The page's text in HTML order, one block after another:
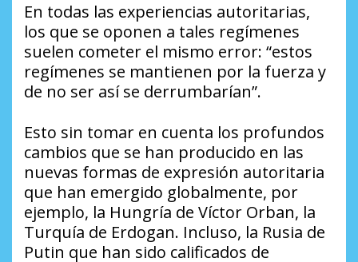
En todas las experiencias autoritarias,
los que se oponen a tales regímenes
suelen cometer el mismo error: “estos
regímenes se mantienen por la fuerza y
de no ser así se derrumbarían”.
Esto sin tomar en cuenta los profundos
cambios que se han producido en las
nuevas formas de expresión autoritaria
que han emergido globalmente, por
ejemplo, la Hungría de Víctor Orban, la
Turquía de Erdogan. Incluso, la Rusia de
Putin que han sido calificados de